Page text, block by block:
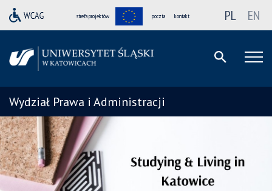
strefa projektów poczta kontakt PL EN
Wydział Prawa i Administracji